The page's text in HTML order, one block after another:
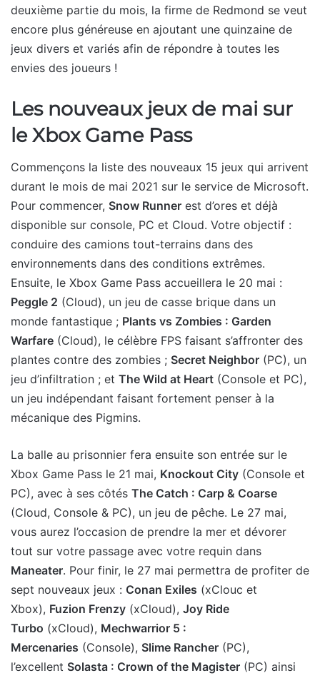
deuxième partie du mois, la firme de Redmond se veut
encore plus généreuse en ajoutant une quinzaine de
jeux divers et variés afin de répondre à toutes les
envies des joueurs !
Les nouveaux jeux de mai sur
le Xbox Game Pass
Commençons la liste des nouveaux 15 jeux qui arrivent
durant le mois de mai 2021 sur le service de Microsoft.
Pour commencer, Snow Runner est d’ores et déjà
disponible sur console, PC et Cloud. Votre objectif :
conduire des camions tout-terrains dans des
environnements dans des conditions extrêmes.
Ensuite, le Xbox Game Pass accueillera le 20 mai :
Peggle 2 (Cloud), un jeu de casse brique dans un
monde fantastique ; Plants vs Zombies : Garden
Warfare (Cloud), le célèbre FPS faisant s’affronter des
plantes contre des zombies ; Secret Neighbor (PC), un
jeu d’infiltration ; et The Wild at Heart (Console et PC),
un jeu indépendant faisant fortement penser à la
mécanique des Pigmins.
La balle au prisonnier fera ensuite son entrée sur le
Xbox Game Pass le 21 mai, Knockout City (Console et
PC), avec à ses côtés The Catch : Carp & Coarse
(Cloud, Console & PC), un jeu de pêche. Le 27 mai,
vous aurez l’occasion de prendre la mer et dévorer
tout sur votre passage avec votre requin dans
Maneater. Pour finir, le 27 mai permettra de profiter de
sept nouveaux jeux : Conan Exiles (xClouc et
Xbox), Fuzion Frenzy (xCloud), Joy Ride
Turbo (xCloud), Mechwarrior 5 :
Mercenaries (Console), Slime Rancher (PC),
l’excellent Solasta : Crown of the Magister (PC) ainsi